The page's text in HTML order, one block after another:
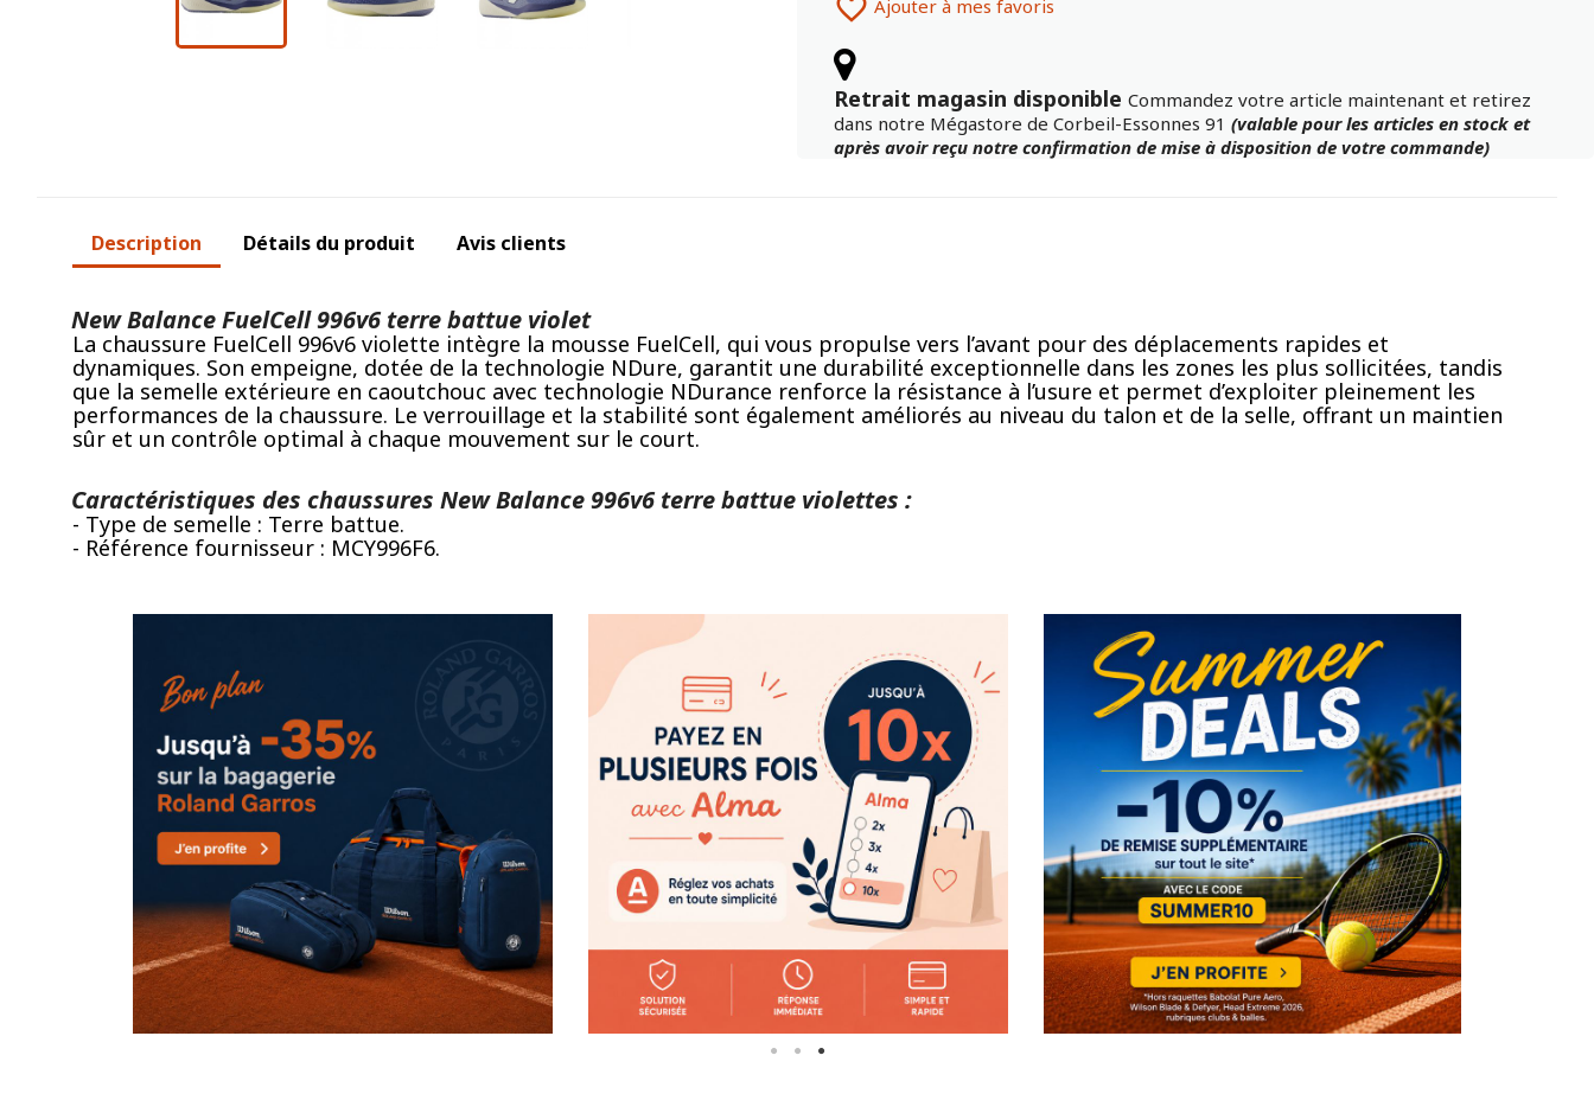
 Ajouter à mes favoris
Retrait magasin disponible Commandez votre article maintenant et retirez
dans notre Mégastore de Corbeil-Essonnes 91 (valable pour les articles en stock et
après avoir reçu notre confirmation de mise à disposition de votre commande)
Description Détails du produit Avis clients
New Balance FuelCell 996v6 terre battue violet
La chaussure FuelCell 996v6 violette intègre la mousse FuelCell, qui vous propulse vers l’avant pour des déplacements rapides et
dynamiques. Son empeigne, dotée de la technologie NDure, garantit une durabilité exceptionnelle dans les zones les plus sollicitées, tandis
que la semelle extérieure en caoutchouc avec technologie NDurance renforce la résistance à l’usure et permet d’exploiter pleinement les
performances de la chaussure. Le verrouillage et la stabilité sont également améliorés au niveau du talon et de la selle, offrant un maintien
sûr et un contrôle optimal à chaque mouvement sur le court.
Caractéristiques des chaussures New Balance 996v6 terre battue violettes :
- Type de semelle : Terre battue.
- Référence fournisseur : MCY996F6.